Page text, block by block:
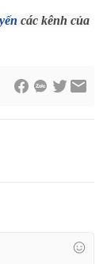
các kênh của